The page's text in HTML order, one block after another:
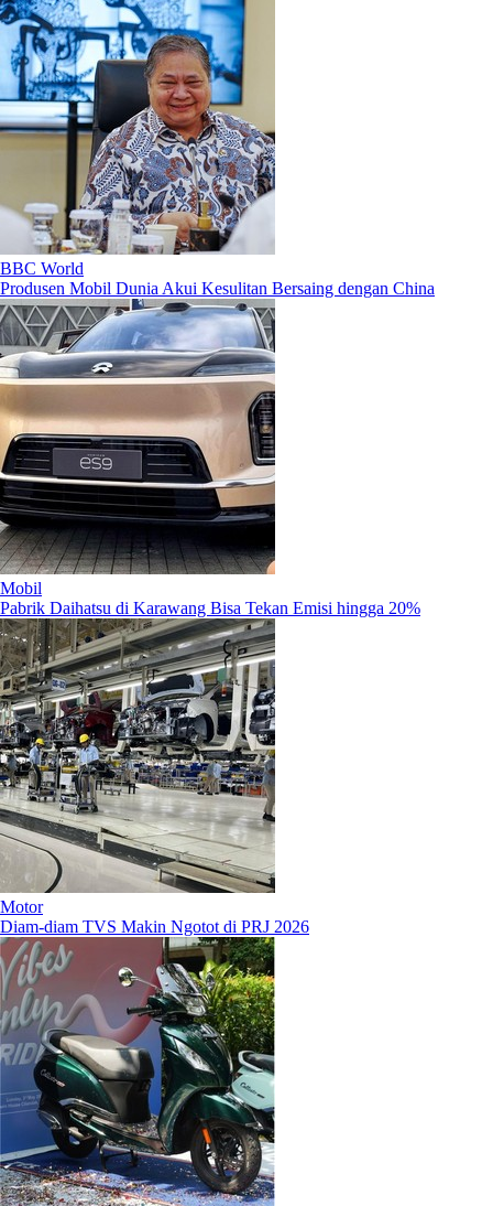
BBC World
Produsen Mobil Dunia Akui Kesulitan Bersaing dengan China
Mobil
Pabrik Daihatsu di Karawang Bisa Tekan Emisi hingga 20%
Motor
Diam-diam TVS Makin Ngotot di PRJ 2026